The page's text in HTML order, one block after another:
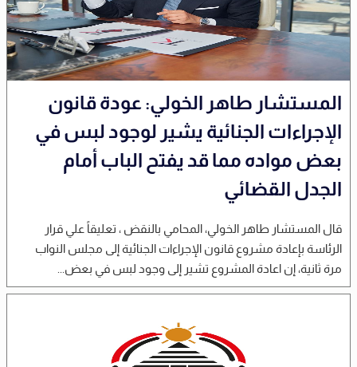
المستشار طاهر الخولي: عودة قانون
الإجراءات الجنائية يشير لوجود لبس في
بعض مواده مما قد يفتح الباب أمام
الجدل القضائي
قال المستشار طاهر الخولي، المحامي بالنقض ، تعليقاً علي قرار
الرئاسة بإعادة مشروع قانون الإجراءات الجنائية إلى مجلس النواب
مرة ثانية، إن اعادة المشروع تشير إلى وجود لبس في بعض...